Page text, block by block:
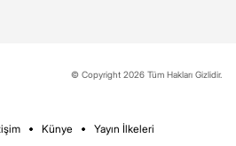
© Copyright 2026 Tüm Hakları Gizlidir.
Künye Yayın İlkeleri